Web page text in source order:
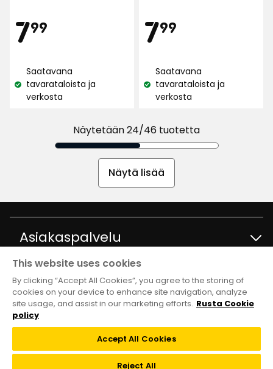
5:stä,
1424
perusteella
Hinta
799
€
Katso
saatavuus:
Saatavana
tavarataloista ja
verkosta
5:stä,
1424
perusteella
799
€
Katso
saatavuus:
Saatavana
tavarataloista ja
verkosta
Näytetään 24/46 tuotetta
Näytä lisää
Asiakaspalvelu
Kysymyksiä ja vastauksia
Tietoja
Tavaratalot ja aukioloajat
Club Rusta
Klubitarjoukset
Verkkokauppa
This website uses cookies
By clicking “Accept All Cookies”, you agree to the storing of
cookies on your device to enhance site navigation, analyze
site usage, and assist in our marketing efforts. Rusta Cookie
policy
Accept All Cookies
Reject All